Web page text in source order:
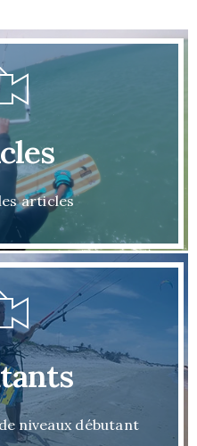
articles
niveaux débutant